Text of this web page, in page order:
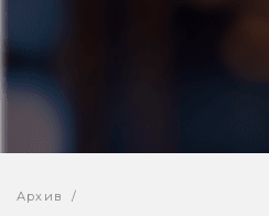
Архив